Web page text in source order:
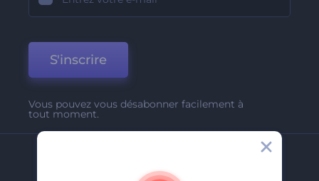
S'inscrire
Vous pouvez vous désabonner facilement à
tout moment.